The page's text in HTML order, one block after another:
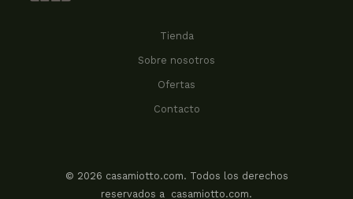
Tienda
Sobre nosotros
Ofertas
Contacto
© 2026 casamiotto.com. Todos los derechos
reservados a casamiotto.com.